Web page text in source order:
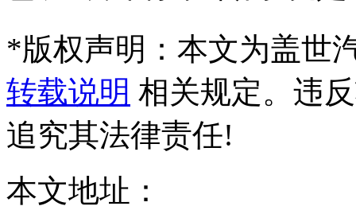
*版权声明：本文为盖世
转载说明 相关规定。违
追究其法律责任!
本文地址：